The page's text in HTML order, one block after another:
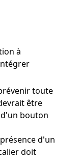
à
toute
être
bouton
d'un
doit